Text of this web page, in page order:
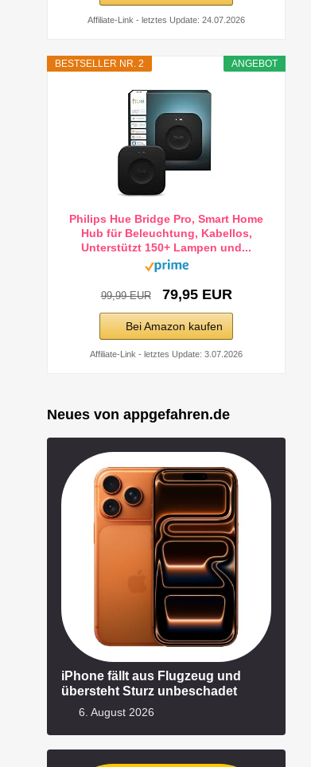
Affiliate-Link - letztes Update: 24.07.2026
ANGEBOT
BESTSELLER NR. 2
Philips Hue Bridge Pro, Smart Home
Hub für Beleuchtung, Kabellos,
Unterstützt 150+ Lampen und...
99,99 EUR 79,95 EUR
Bei Amazon kaufen
Affiliate-Link - letztes Update: 3.07.2026
Neues von appgefahren.de
iPhone fällt aus Flugzeug und
übersteht Sturz unbeschadet
6. August 2026